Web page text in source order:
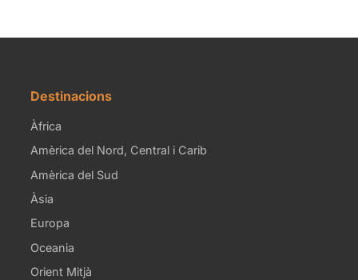
Destinacions
Àfrica
Amèrica del Nord, Central i Carib
Amèrica del Sud
Àsia
Europa
Oceania
Orient Mitjà